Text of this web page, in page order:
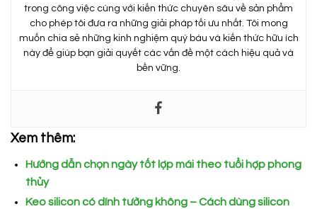
trong công việc cùng với kiến thức chuyên sâu về sản phẩm
cho phép tôi đưa ra những giải pháp tối ưu nhất. Tôi mong
muốn chia sẻ những kinh nghiệm quý báu và kiến thức hữu ích
này để giúp bạn giải quyết các vấn đề một cách hiệu quả và
bền vững.
Xem thêm:
Hướng dẫn chọn ngày tốt lợp mái theo tuổi hợp phong
thủy
Keo silicon có dính tường không – Cách dùng silicon